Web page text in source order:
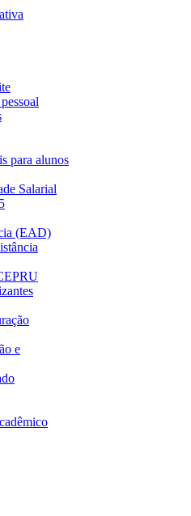
para alunos
Salarial
(EAD)
e